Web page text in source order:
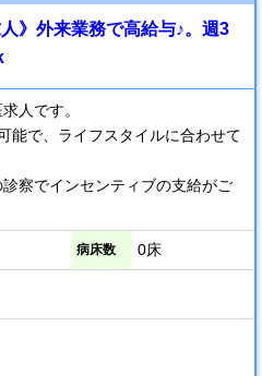
》外来業務で高給与♪。週3
人です。
能で、ライフスタイルに合わせて
察でインセンティブの支給がご
という高い給与水準も魅力です。
い雰囲気のクリニックです。
備しておりますので、電車・マ
だけます。
病床数 0床